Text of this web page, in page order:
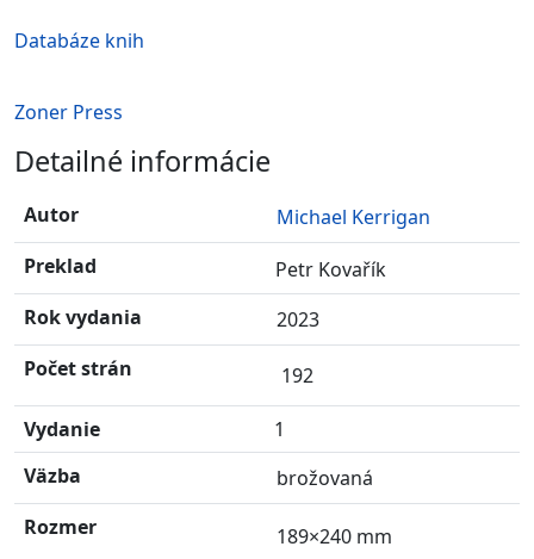
Databáze knih
Zoner Press
Detailné informácie
Autor
Michael Kerrigan
Preklad
Petr Kovařík
Rok vydania
2023
Počet strán
192
Vydanie
1
Väzba
brožovaná
Rozmer
189×240 mm